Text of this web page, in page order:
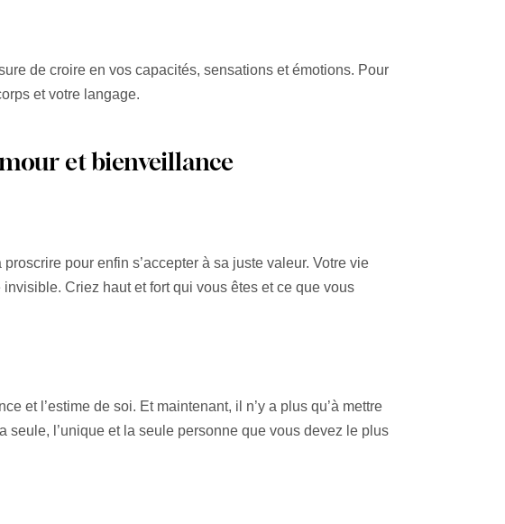
de croire en vos capacités, sensations et émotions. Pour
et votre langage.
et bienveillance
pour enfin s’accepter à sa juste valeur. Votre vie
Criez haut et fort qui vous êtes et ce que vous
et l’estime de soi. Et maintenant, il n’y a plus qu’à mettre
seule, l’unique et la seule personne que vous devez le plus